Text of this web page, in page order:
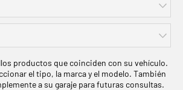
productos que coinciden con su vehículo.
el tipo, la marca y el modelo. También
a su garaje para futuras consultas.